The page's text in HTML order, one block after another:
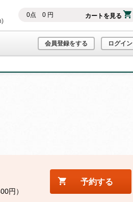
0点 0円 カートを見る
会員登録をする ログイン
円）
予約する